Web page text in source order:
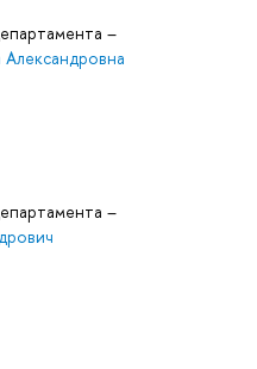
–
–